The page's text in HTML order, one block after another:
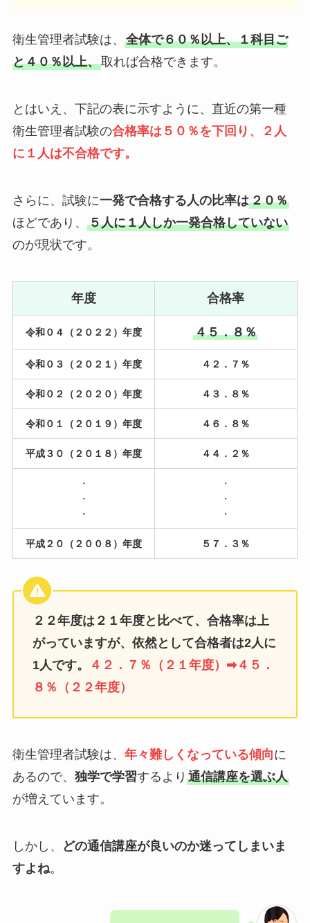
衛生管理者試験は、 全体で６０％以上、１科目ご
と４０％以上、取れば合格できます。
とはいえ、下記の表に示すように、直近の第一種
衛生管理者試験の合格率は５０％ を下回り、２人
に１人は不合格です。
さらに、試験に一発で合格する人の比率は２０％
ほどであり、 ５人に１人しか一発合格していない
のが現状です。
年度 合格率
令和０４（２０２２）年度 ４５．８％
令和０３（２０２１）年度 ４２．７％
令和０２（２０２０）年度 ４３．８％
令和０１（２０１９）年度 ４６．８％
平成３０（２０１８）年度 ４４．２％
・
・
・
・
・
・
平成２０（２００８）年度 ５７．３％
２２年度は２１年度と比べて、 合格率は上
がっていますが、依然として合格者は2人に
1人です。
４２．７％（２１年度） ➡４５．
８％（２２年度）
衛生管理者試験は、 年々難しくなっている傾向に
あるので、 独学で学習するより 通信講座を選ぶ人
が増えています。
しかし、
どの通信講座が良いのか迷ってしまいま
すよね。